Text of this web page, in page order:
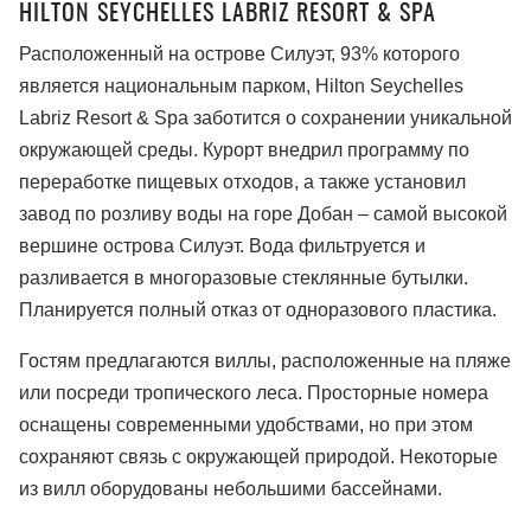
HILTON SEYCHELLES LABRIZ RESORT & SPA
Расположенный на острове Силуэт, 93% которого
является национальным парком, Hilton Seychelles
Labriz Resort & Spa заботится о сохранении уникальной
окружающей среды. Курорт внедрил программу по
переработке пищевых отходов, а также установил
завод по розливу воды на горе Добан – самой высокой
вершине острова Силуэт. Вода фильтруется и
разливается в многоразовые стеклянные бутылки.
Планируется полный отказ от одноразового пластика.
Гостям предлагаются виллы, расположенные на пляже
или посреди тропического леса. Просторные номера
оснащены современными удобствами, но при этом
сохраняют связь с окружающей природой. Некоторые
из вилл оборудованы небольшими бассейнами.